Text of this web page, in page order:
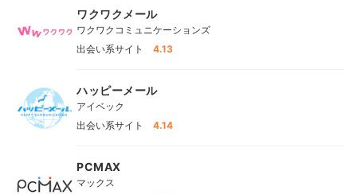
ワクワクメール
ワクワクコミュニケーションズ
出会い系サイト
4.13
ハッピーメール
アイベック
出会い系サイト
4.14
PCMAX
マックス